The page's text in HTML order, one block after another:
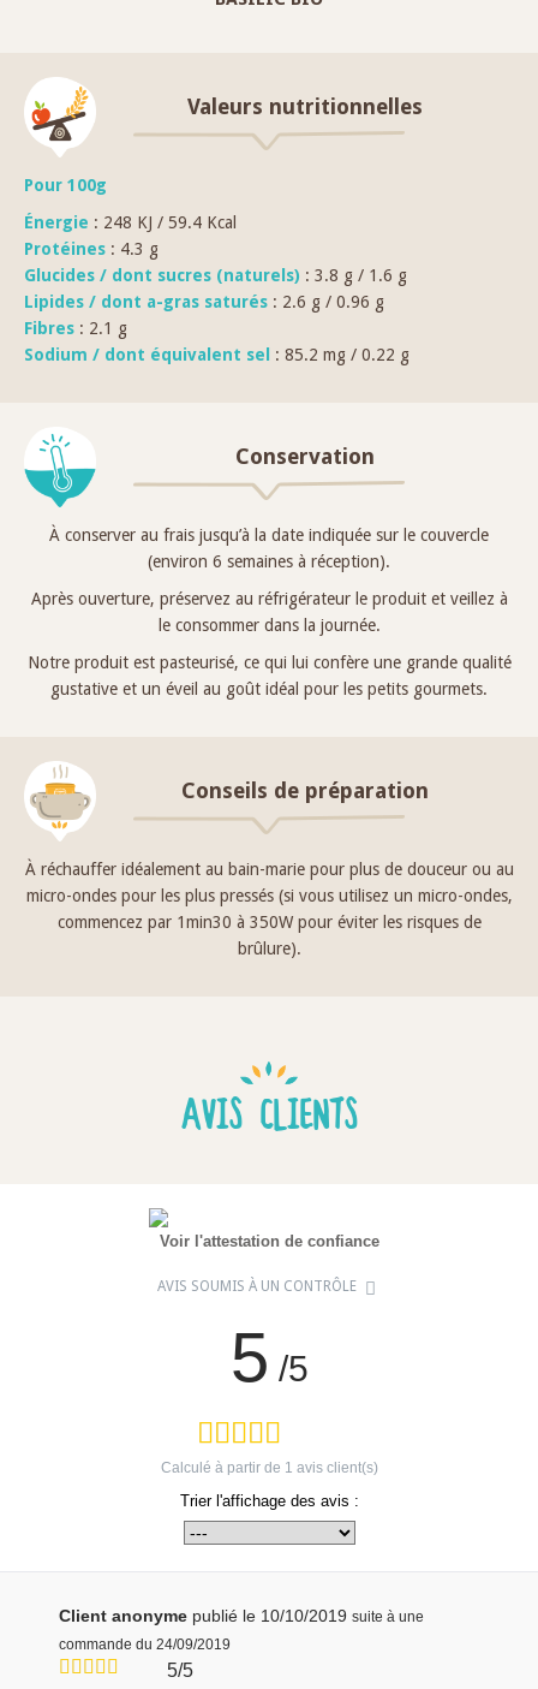
Valeurs nutritionnelles
Pour 100g
Énergie : 248 KJ / 59.4 Kcal
Protéines : 4.3 g
Glucides / dont sucres (naturels) : 3.8 g / 1.6 g
Lipides / dont a-gras saturés : 2.6 g / 0.96 g
Fibres : 2.1 g
Sodium / dont équivalent sel
: 85.2 mg / 0.22 g
Conservation
À conserver au frais jusqu’à la date indiquée sur le couvercle
(environ 6 semaines à réception).
Après ouverture, préservez au réfrigérateur le produit et veillez à
le consommer dans la journée.
Notre produit est pasteurisé, ce qui lui confère une grande qualité
gustative et un éveil au goût idéal pour les petits gourmets.
Conseils de préparation
À réchauffer idéalement au bain-marie pour plus de douceur ou au
micro-ondes pour les plus pressés (si vous utilisez un micro-ondes,
commencez par 1min30 à 350W pour éviter les risques de
brûlure).
AVIS CLIENTS
Voir l'attestation de confiance
AVIS SOUMIS À UN CONTRÔLE
5 /5
Calculé à partir de 1 avis client(s)
Trier l'affichage des avis :
Client anonyme publié le 10/10/2019 suite à une
commande du 24/09/2019
5/5